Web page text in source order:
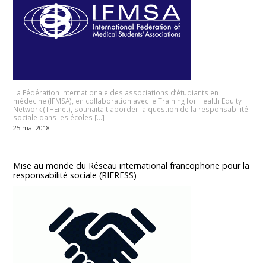
La Fédération internationale des associations d’étudiants en
médecine (IFMSA), en collaboration avec le Training for Health Equity
Network (THEnet), souhaitait aborder la question de la responsabilité
sociale dans les écoles […]
25 mai 2018 -
Mise au monde du Réseau international francophone pour la
responsabilité sociale (RIFRESS)